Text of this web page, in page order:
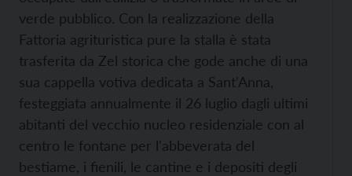
verde pubblico. Con la realizzazione della
Fattoria agrituristica pure la stalla è stata
trasferita da Zel storica che gode anche di una
sua cappella votiva dedicata a Sant'Anna,
festeggiata annualmente il 26 luglio dagli ultimi
abitanti del vecchio nucleo residenziale con al
centro le fontane per l'abbeverata del
bestiame, i fienili, le cantine e i depositi degli